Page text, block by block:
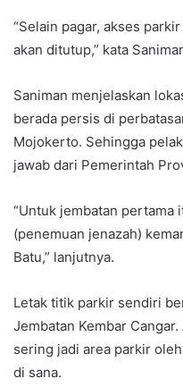
“Selain pagar, akses
akan ditutup,” kata
Saniman menjelaskan
berada persis di
Mojokerto. Sehingga
jawab dari Pemerintah
“Untuk jembatan pertama
(penemuan jenazah)
Batu,” lanjutnya.
Letak titik parkir sendiri
Jembatan Kembar
sering jadi area parkir
di sana.